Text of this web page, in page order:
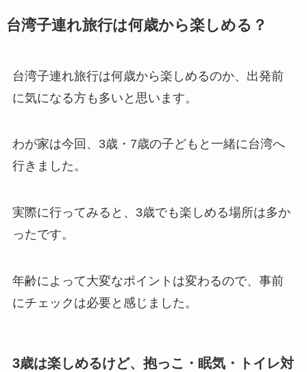
台湾子連れ旅行は何歳から楽しめる？
台湾子連れ旅行は何歳から楽しめるのか、出発前
に気になる方も多いと思います。
わが家は今回、3歳・7歳の子どもと一緒に台湾へ
行きました。
実際に行ってみると、3歳でも楽しめる場所は多か
ったです。
年齢によって大変なポイントは変わるので、事前
にチェックは必要と感じました。
3歳は楽しめるけど、抱っこ・眠気・トイレ対